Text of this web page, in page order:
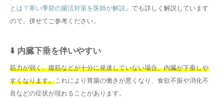
とは？寒い季節の腸活対策を医師が解説 」でも詳しく解説しています
ので、併せてご参考ください。
⬇️ 内臓下垂を伴いやすい
筋力が弱く、腹筋などが十分に発達していない場合、内臓が下垂しや
すくなります。これにより胃腸の働きが悪くなり、食欲不振や消化不
良などの症状が現れることがあります。